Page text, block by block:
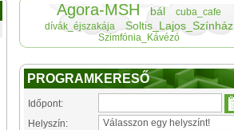
Agora-MSH bál
cuba_cafe
dívák_éjszakája
Soltis_Lajos_Színház
Szimfónia_Kávézó
PROGRAMKERESŐ
Időpont:
Helyszín: